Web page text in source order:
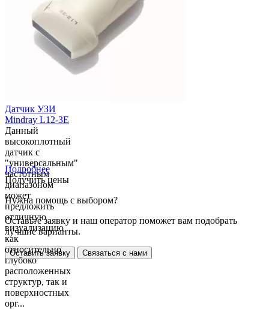
Датчик УЗИ
Mindray L12-3E
Данный
высокоплотный
датчик с
"универсальным"
частотным
диапазоном
может
предложить
отличную
визуализацию
как
относительно
глубоко
расположенных
структур, так и
поверхностных
орг...
Подробнее
Получить цены
Нужна помощь с выбором?
Оставьте заявку и наш оператор поможет вам подобрать
лучшие варианты.
Оставить заявку Связаться с нами